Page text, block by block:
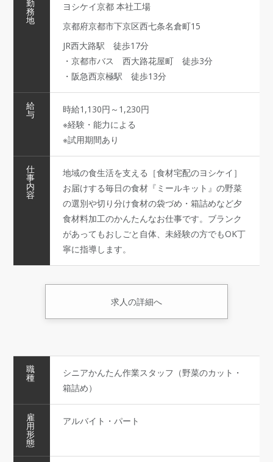
勤
務
地
ヨシケイ京都 本社工場
京都府京都市下京区西七条名倉町15
JR西大路駅 徒歩17分
・京都市バス 西大路花屋町 徒歩3分
・阪急西京極駅 徒歩13分
給
与
時給1,130円～1,230円
※経験・能力による
※試用期間あり
仕
事
内
容
地域の食生活を支える［食材宅配のヨシケイ］
お届けする毎日の食材『ミールキット』の野菜
の選別や切り分け食材の袋づめ・箱詰めなど夕
食材料加工のかんたんなお仕事です。ブランク
があってもおしごと自体、未経験の方でもOK丁
寧に指導します。
求人の詳細へ
職
種
シニアかんたん作業スタッフ（野菜のカット・
箱詰め）
雇
用
形
態
アルバイト・パート